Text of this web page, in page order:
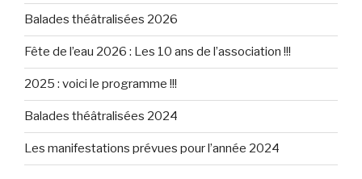
Balades théâtralisées 2026
Fête de l’eau 2026 : Les 10 ans de l’association !!!
2025 : voici le programme !!!
Balades théâtralisées 2024
Les manifestations prévues pour l’année 2024